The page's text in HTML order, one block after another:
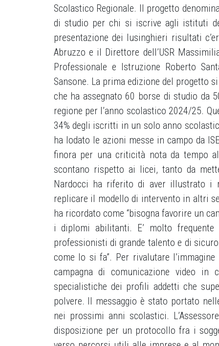
Scolastico Regionale. Il progetto
di studio per chi si iscrive agli istituti
presentazione dei lusinghieri risultati
Abruzzo e il Direttore dell’USR
Professionale e Istruzione Roberto
Sansone. La prima edizione del progetto
che ha assegnato 60 borse di studio da
regione per l’anno scolastico 2024/25.
34% degli iscritti in un solo anno
ha lodato le azioni messe in campo da
finora per una criticità nota da tempo
scontano rispetto ai licei, tanto da
Nardocci ha riferito di aver illustrato i
replicare il modello di intervento in altri
ha ricordato come “bisogna favorire un
i diplomi abilitanti. E’ molto
professionisti di grande talento e di
come lo si fa”. Per rivalutare
campagna di comunicazione video in
specialistiche dei profili addetti che
polvere. Il messaggio è stato portato
nei prossimi anni scolastici.
disposizione per un protocollo fra i